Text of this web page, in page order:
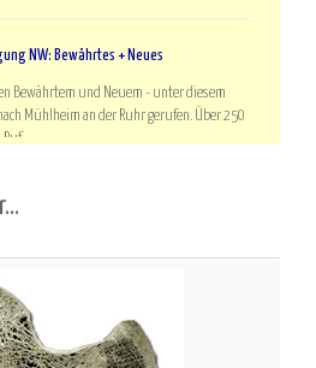
NW: Bewährtes + Neues
Bewährtem und Neuem - unter diesem
Mühlheim an der Ruhr gerufen. Über 250
...
Nutzen und Risiken
unterstützte Implantatchirurgie? Eine
Die Genauigkeit und klinische Performance